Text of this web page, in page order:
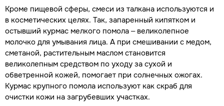
Кроме пищевой сферы, смеси из талкана используются и
в косметических целях. Так, запаренный кипятком и
остывший курмас мелкого помола – великолепное
молочко для умывания лица. А при смешивании с медом,
сметаной, растительным маслом становится
великолепным средством по уходу за сухой и
обветренной кожей, помогает при солнечных ожогах.
Курмас крупного помола используют как скраб для
очистки кожи на загрубевших участках.